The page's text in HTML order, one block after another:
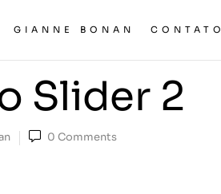
GIANNE BONAN CONTATO
Slider 2
0 Comments